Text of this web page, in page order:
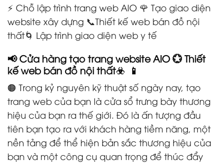
⚡ Chỗ lập trình trang web AIO 🌹 Tạo giao diện
website xây dựng 📞Thiết kế web bán đồ nội
thất🌀 Lập trình giao diện web y tế
📢 Cửa hàng tạo trang website AIO 💮 Thiết
kế web bán đồ nội thất☣️ 📱
🟠 Trong kỷ nguyên kỹ thuật số ngày nay, tạo
trang web của bạn là cửa sổ trưng bày thương
hiệu của bạn ra thế giới. Đó là ấn tượng đầu
tiên bạn tạo ra với khách hàng tiềm năng, một
nền tảng để thể hiện bản sắc thương hiệu của
bạn và một công cụ quan trọng để thúc đẩy